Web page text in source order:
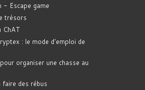
- Escape game
trésors
ChAT
: le mode d'emploi de
organiser une chasse au
faire des rébus